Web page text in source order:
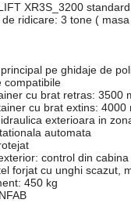
XR3S_3200
ridicare: 3 tone (
pe ghidaje de
compatibile
cu brat retras: 3500
cu brat extins: 4000
exterioara in
automata
control din cabina
forjat cu unghi scazut,
450 kg